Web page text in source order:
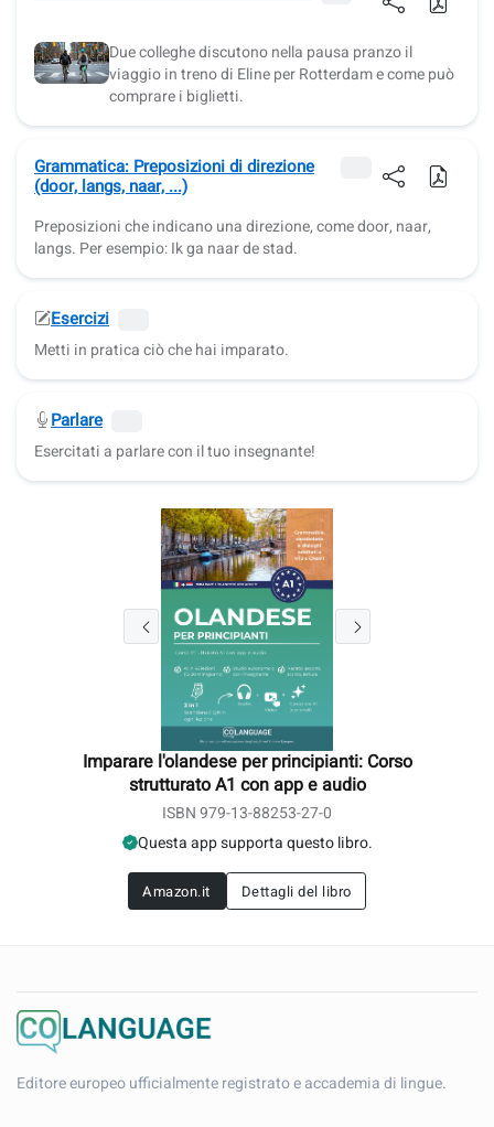
Due colleghe discutono nella pausa pranzo il
viaggio in treno di Eline per Rotterdam e come può
comprare i biglietti.
Grammatica: Preposizioni di direzione
(door, langs, naar, ...)
Preposizioni che indicano una direzione, come door, naar,
langs. Per esempio: Ik ga naar de stad.
Esercizi
Metti in pratica ciò che hai imparato.
Parlare
Esercitati a parlare con il tuo insegnante!
Imparare l'olandese per principianti: Corso
strutturato A1 con app e audio
ISBN 979-13-88253-27-0
Questa app supporta questo libro.
Amazon.it Dettagli del libro
Editore europeo ufficialmente registrato e accademia di lingue.